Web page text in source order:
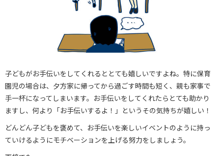
子どもがお手伝いをしてくれるととても嬉しいですよね。特に保育
園児の場合は、夕方家に帰ってから過ごす時間も短く、親も家事で
手一杯になってしまいます。お手伝いをしてくれたらとても助かり
ますし、何より「お手伝いするよ！」というその気持ちが嬉しい！
どんどん子どもを褒めて、お手伝いを楽しいイベントのように持っ
ていけるようにモチベーションを上げる努力をしましょう。